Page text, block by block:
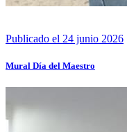
Publicado el 24 junio 2026
Mural Día del Maestro